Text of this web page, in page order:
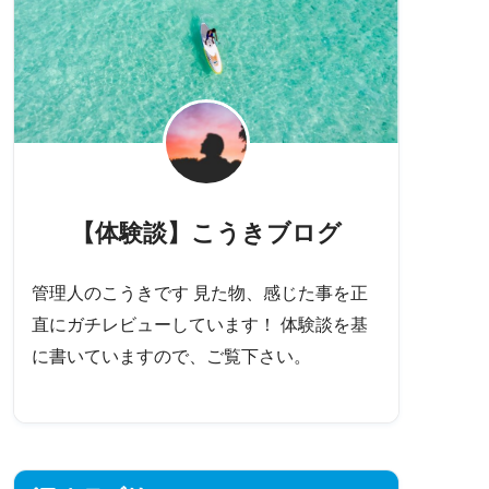
【体験談】こうきブログ
管理人のこうきです 見た物、感じた事を正
直にガチレビューしています！ 体験談を基
に書いていますので、ご覧下さい。